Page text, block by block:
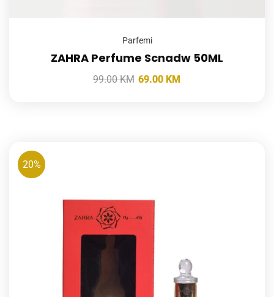
Parfemi
ZAHRA Perfume Scnadw 50ML
99.00KM 69.00 KM
20%